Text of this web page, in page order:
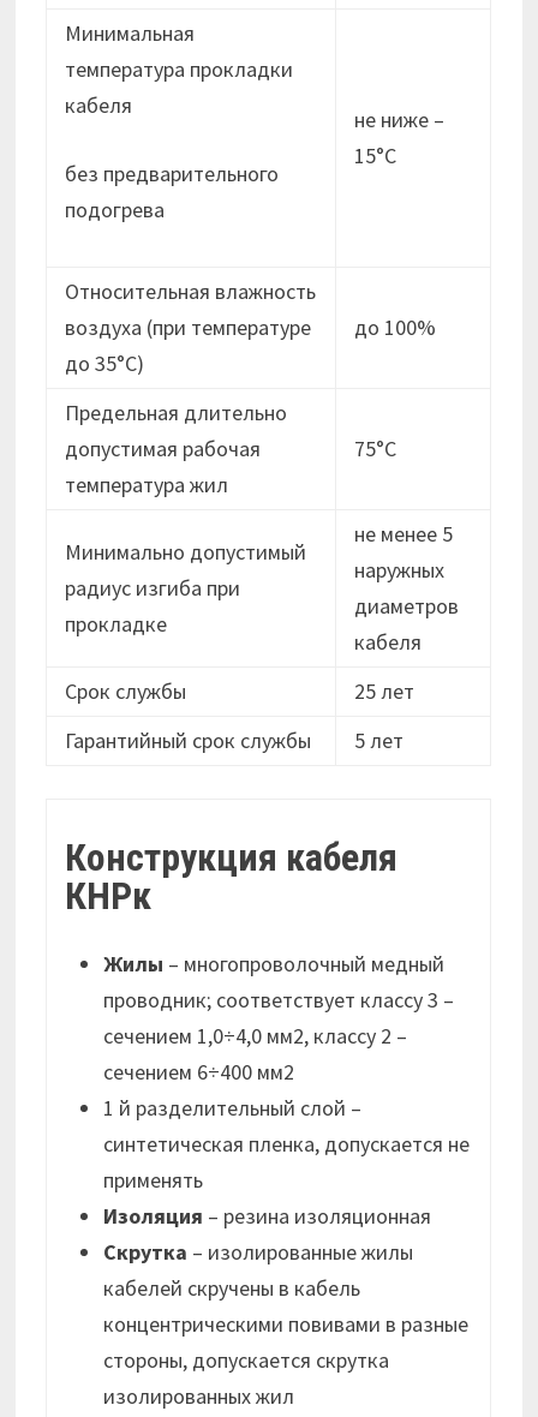
Минимальная
температура прокладки
кабеля
без предварительного
подогрева
не ниже –
15°C
Относительная влажность
воздуха (при температуре
до 35°С)
до 100%
Предельная длительно
допустимая рабочая
температура жил
75°С
Минимально допустимый
радиус изгиба при
прокладке
не менее 5
наружных
диаметров
кабеля
Срок службы
25 лет
Гарантийный срок службы
5 лет
Конструкция кабеля
КНРк
Жилы – многопроволочный медный
проводник; соответствует классу 3 –
сечением 1,0÷4,0 мм2, классу 2 –
сечением 6÷400 мм2
1 й разделительный слой –
синтетическая пленка, допускается не
применять
Изоляция – резина изоляционная
Скрутка – изолированные жилы
кабелей скручены в кабель
концентрическими повивами в разные
стороны, допускается скрутка
изолированных жил